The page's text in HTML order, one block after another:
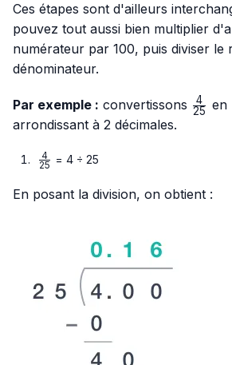
Ces étapes sont d'ailleurs
pouvez tout aussi bien multiplier
numérateur par 100, puis diviser le
dénominateur.
Par exemple : convertissons 25
4
en
arrondissant à 2 décimales.
\frac{4}
25
4 = 4 ÷ 25
En posant la division, on obtient :